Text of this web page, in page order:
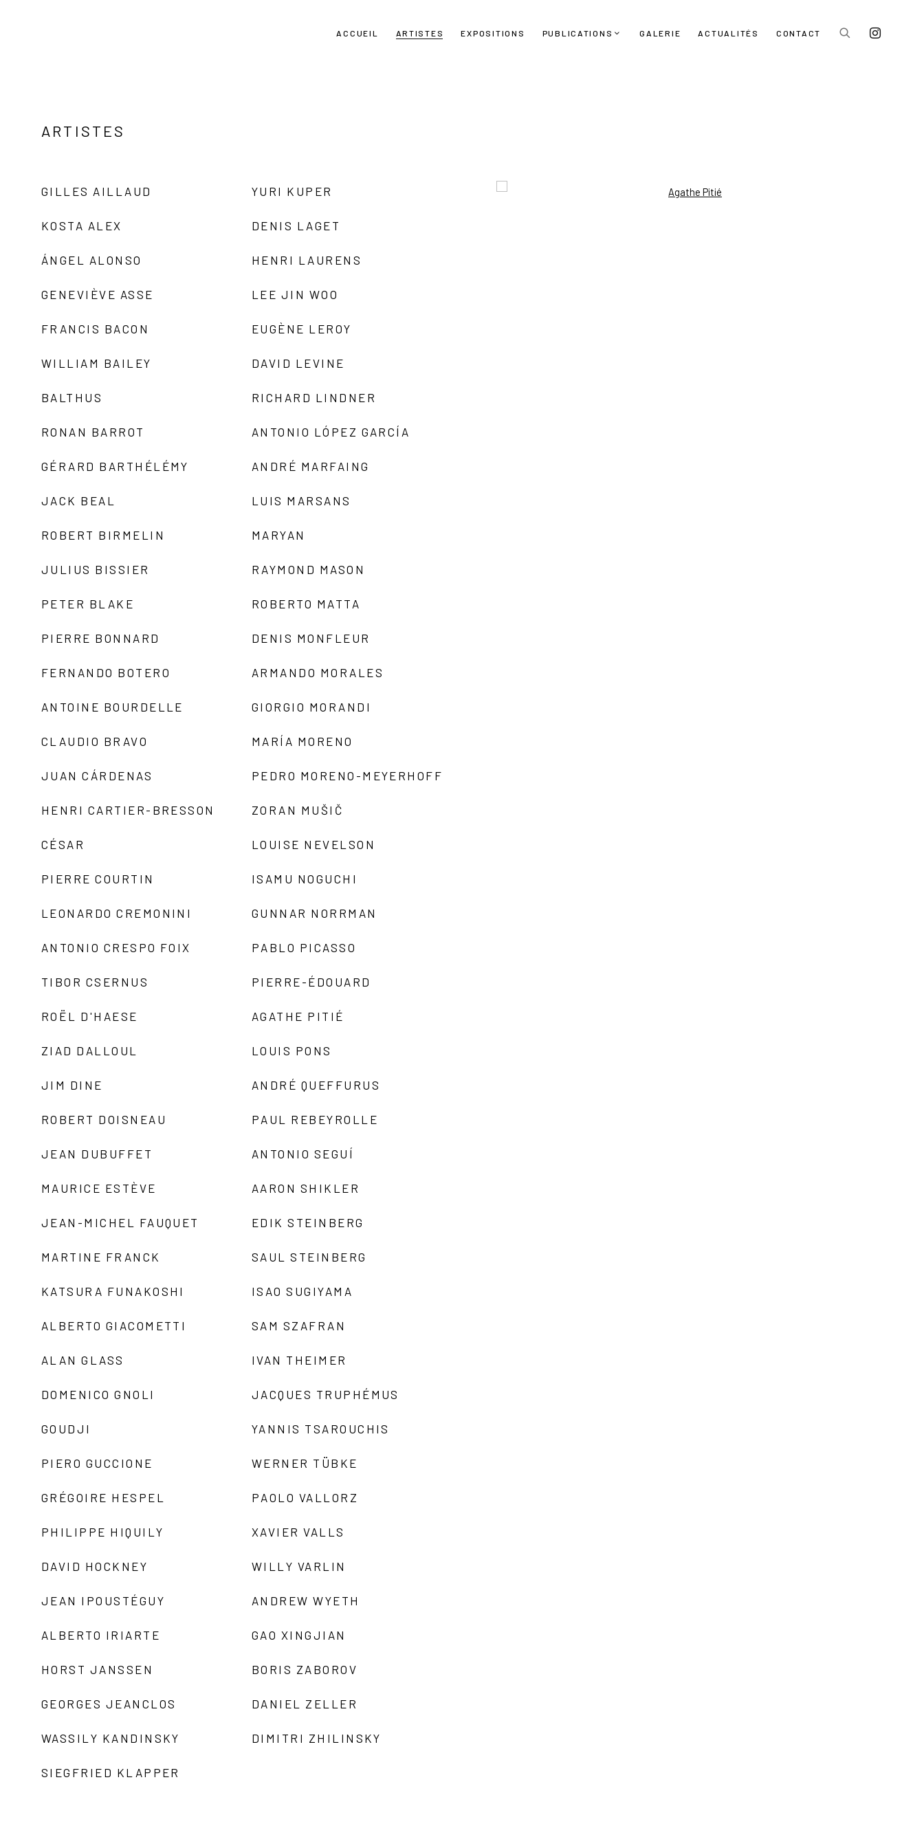
ACCUEIL ARTISTES EXPOSITIONS PUBLICATIONS GALERIE ACTUALITÉS CONTACT
ARTISTES
GILLES AILLAUD
KOSTA ALEX
ÁNGEL ALONSO
GENEVIÈVE ASSE
FRANCIS BACON
WILLIAM BAILEY
BALTHUS
RONAN BARROT
GÉRARD BARTHÉLÉMY
JACK BEAL
ROBERT BIRMELIN
JULIUS BISSIER
PETER BLAKE
PIERRE BONNARD
FERNANDO BOTERO
ANTOINE BOURDELLE
CLAUDIO BRAVO
JUAN CÁRDENAS
HENRI CARTIER-BRESSON
CÉSAR
PIERRE COURTIN
LEONARDO CREMONINI
ANTONIO CRESPO FOIX
TIBOR CSERNUS
ROËL D'HAESE
ZIAD DALLOUL
JIM DINE
ROBERT DOISNEAU
JEAN DUBUFFET
MAURICE ESTÈVE
JEAN-MICHEL FAUQUET
MARTINE FRANCK
KATSURA FUNAKOSHI
ALBERTO GIACOMETTI
ALAN GLASS
DOMENICO GNOLI
GOUDJI
PIERO GUCCIONE
GRÉGOIRE HESPEL
PHILIPPE HIQUILY
DAVID HOCKNEY
JEAN IPOUSTÉGUY
ALBERTO IRIARTE
HORST JANSSEN
GEORGES JEANCLOS
WASSILY KANDINSKY
SIEGFRIED KLAPPER
YURI KUPER
DENIS LAGET
HENRI LAURENS
LEE JIN WOO
EUGÈNE LEROY
DAVID LEVINE
RICHARD LINDNER
ANTONIO LÓPEZ GARCÍA
ANDRÉ MARFAING
LUIS MARSANS
MARYAN
RAYMOND MASON
ROBERTO MATTA
DENIS MONFLEUR
ARMANDO MORALES
GIORGIO MORANDI
MARÍA MORENO
PEDRO MORENO-MEYERHOFF
ZORAN MUŠIČ
LOUISE NEVELSON
ISAMU NOGUCHI
GUNNAR NORRMAN
PABLO PICASSO
PIERRE-ÉDOUARD
AGATHE PITIÉ
LOUIS PONS
ANDRÉ QUEFFURUS
PAUL REBEYROLLE
ANTONIO SEGUÍ
AARON SHIKLER
EDIK STEINBERG
SAUL STEINBERG
ISAO SUGIYAMA
SAM SZAFRAN
IVAN THEIMER
JACQUES TRUPHÉMUS
YANNIS TSAROUCHIS
WERNER TÜBKE
PAOLO VALLORZ
XAVIER VALLS
WILLY VARLIN
ANDREW WYETH
GAO XINGJIAN
BORIS ZABOROV
DANIEL ZELLER
DIMITRI ZHILINSKY